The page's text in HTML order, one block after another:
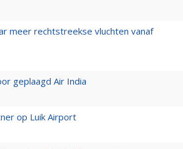
meer rechtstreekse vluchten vanaf
geplaagd Air India
op Luik Airport